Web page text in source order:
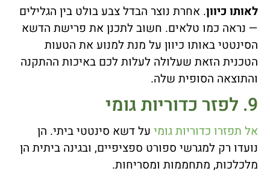
לאותו כיוון. אחרת נוצר הבדל צבע בולט בין הגלילים
— נראה כמו טלאים. חשוב לתכנן את פרישת הדשא
הסינטטי באותו כיוון על מנת למנוע את הטעות
הטכנית הזאת שעלולה לעלות לכם באיכות ההתקנה
והתוצאה הסופית שלה.
9. לפזר כדוריות גומי
אל תפזרו כדוריות גומי על דשא סינטטי ביתי. הן
נועדו רק למגרשי ספורט ספציפיים, ובגינה ביתית הן
מלכלכות, מתחממות ומסריחות.